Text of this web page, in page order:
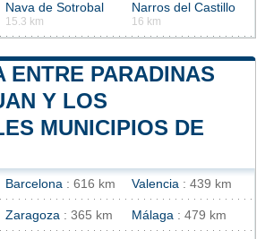
Nava de Sotrobal
15.3 km
Narros del Castillo
16 km
ENTRE PARADINAS
Y LOS
MUNICIPIOS DE
Barcelona : 616 km Valencia : 439 km
Zaragoza : 365 km Málaga : 479 km